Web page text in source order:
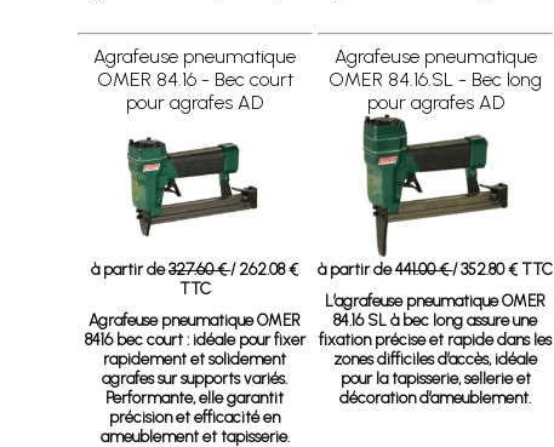
Agrafeuse pneumatique
OMER 84.16 - Bec court
pour agrafes AD
à partir de327.60 €/ 262.08 €
TTC
Agrafeuse pneumatique OMER
8416 bec court: idéale pour fixer
rapidement et solidement
agrafes sur supports variés.
Performante, elle garantit
précision et efficacité en
ameublement et tapisserie.
Agrafeuse pneumatique
OMER 84.16.SL - Bec long
pour agrafes AD
à partir de441.00 €/ 352.80 € TTC
L’agrafeuse pneumatique OMER
84.16 SL à bec long assure une
fixation précise et rapide dans les
zones difficiles d’accès, idéale
pour la tapisserie, sellerie et
décoration d’ameublement.